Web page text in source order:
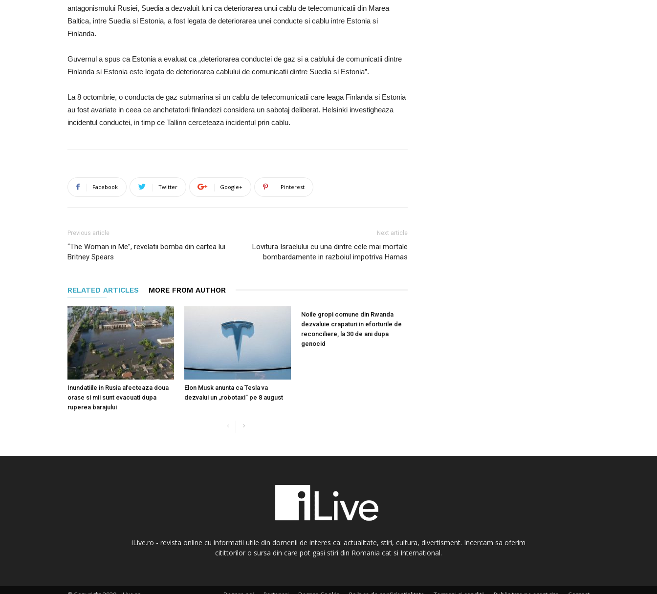
antagonismului Rusiei, Suedia a dezvaluit luni ca deteriorarea unui cablu de telecomunicatii din Marea
Baltica, intre Suedia si Estonia, a fost legata de deteriorarea unei conducte si cablu intre Estonia si
Finlanda.
Guvernul a spus ca Estonia a evaluat ca „deteriorarea conductei de gaz si a cablului de comunicatii dintre
Finlanda si Estonia este legata de deteriorarea cablului de comunicatii dintre Suedia si Estonia”.
La 8 octombrie, o conducta de gaz submarina si un cablu de telecomunicatii care leaga Finlanda si Estonia
au fost avariate in ceea ce anchetatorii finlandezi considera un sabotaj deliberat. Helsinki investigheaza
incidentul conductei, in timp ce Tallinn cerceteaza incidentul prin cablu.
Facebook Twitter Google+ Pinterest
Previous article
“The Woman in Me”, revelatii bomba din cartea lui
Britney Spears
Next article
Lovitura Israelului cu una dintre cele mai mortale
bombardamente in razboiul impotriva Hamas
RELATED ARTICLES MORE FROM AUTHOR
Inundatiile in Rusia afecteaza doua
orase si mii sunt evacuati dupa
ruperea barajului
Elon Musk anunta ca Tesla va
dezvalui un „robotaxi” pe 8 august
Noile gropi comune din Rwanda
dezvaluie crapaturi in eforturile de
reconciliere, la 30 de ani dupa
genocid
iLive.ro - revista online cu informatii utile din domenii de interes ca: actualitate, stiri, cultura, divertisment. Incercam sa oferim
citittorilor o sursa din care pot gasi stiri din Romania cat si International.